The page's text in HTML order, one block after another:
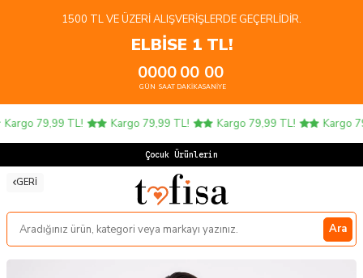
1500 TL VE ÜZERI ALIŞVERIŞLERDE GEÇERLIDIR.
ELBİSE 1 TL!
00
GÜN
00
SAAT
00
DAKIKA
00
SANIYE
79,99 TL! Kargo 79,99 TL! Kargo 79,99 TL! Kargo
Çocuk Ürünlerind
GERI
Ara